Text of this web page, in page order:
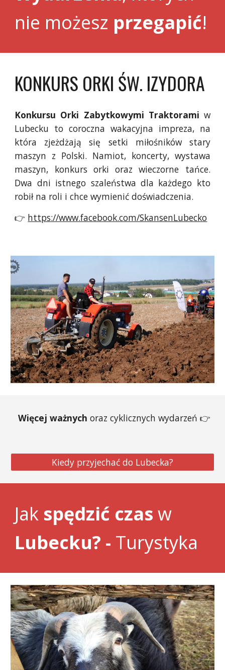
nie możesz przegapić!
KONKURS ORKI ŚW. IZYDORA
Konkursu Orki Zabytkowymi Traktorami w
Lubecku to coroczna wakacyjna impreza, na
która zjeżdżają się setki miłośników stary
maszyn z Polski. Namiot, koncerty, wystawa
maszyn, konkurs orki oraz wieczorne tańce.
Dwa dni istnego szaleństwa dla każdego kto
robił na roli i chce wymienić doświadczenia.
👉 https://www.facebook.com/SkansenLubecko
Więcej ważnych oraz cyklicznych wydarzeń 👉
Kiedy przyjechać do Lubecka?
Jak spędzić czas w
Lubecku? - Turystyka